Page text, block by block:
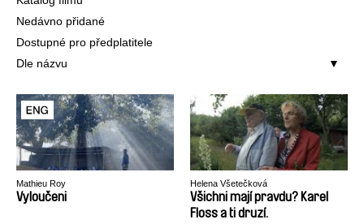
Nedávno přidané
Dostupné pro předplatitele
Dle názvu
Mathieu Roy
Vyloučeni
Helena Všetečková
Všichni mají pravdu? Karel
Floss a ti druzí.